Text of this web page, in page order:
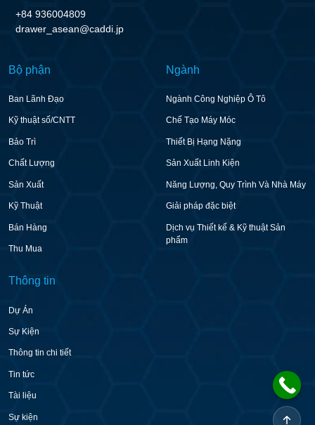
+84 936004809
drawer_asean@caddi.jp
Bộ phận
Ban Lãnh Đạo
Kỹ thuật số/CNTT
Bảo Trì
Chất Lượng
Sản Xuất
Kỹ Thuật
Bán Hàng
Thu Mua
Ngành
Ngành Công Nghiệp Ô Tô
Chế Tạo Máy Móc
Thiết Bị Hạng Nặng
Sản Xuất Linh Kiện
Năng Lượng, Quy Trình Và Nhà Máy
Giải pháp đặc biệt
Dịch vụ Thiết kế & Kỹ thuật Sản
phẩm
Thông tin
Dự Án
Sự Kiện
Thông tin chi tiết
Tin tức
Tài liệu
Sự kiện